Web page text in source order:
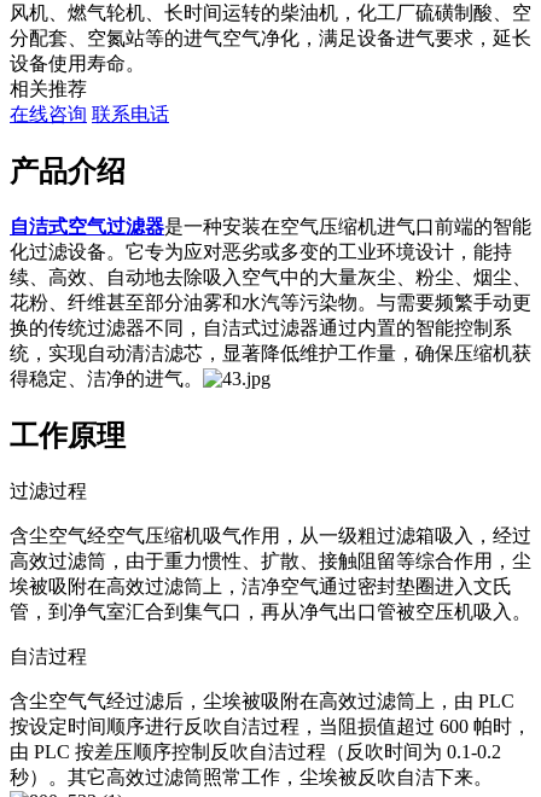
风机、燃气轮机、长时间运转的柴油机，化工厂硫磺制酸、空
分配套、空氮站等的进气空气净化，满足设备进气要求，延长
设备使用寿命。
相关推荐
在线咨询 联系电话
产品介绍
自洁式空气过滤器是一种安装在空气压缩机进气口前端的智能
化过滤设备。它专为应对恶劣或多变的工业环境设计，能持
续、高效、自动地去除吸入空气中的大量灰尘、粉尘、烟尘、
花粉、纤维甚至部分油雾和水汽等污染物。与需要频繁手动更
换的传统过滤器不同，自洁式过滤器通过内置的智能控制系
统，实现自动清洁滤芯，显著降低维护工作量，确保压缩机获
得稳定、洁净的进气。
工作原理
过滤过程
含尘空气经空气压缩机吸气作用，从一级粗过滤箱吸入，经过
高效过滤筒，由于重力惯性、扩散、接触阻留等综合作用，尘
埃被吸附在高效过滤筒上，洁净空气通过密封垫圈进入文氏
管，到净气室汇合到集气口，再从净气出口管被空压机吸入。
自洁过程
含尘空气气经过滤后，尘埃被吸附在高效过滤筒上，由 PLC
按设定时间顺序进行反吹自洁过程，当阻损值超过 600 帕时，
由 PLC 按差压顺序控制反吹自洁过程（反吹时间为 0.1-0.2
秒）。其它高效过滤筒照常工作，尘埃被反吹自洁下来。